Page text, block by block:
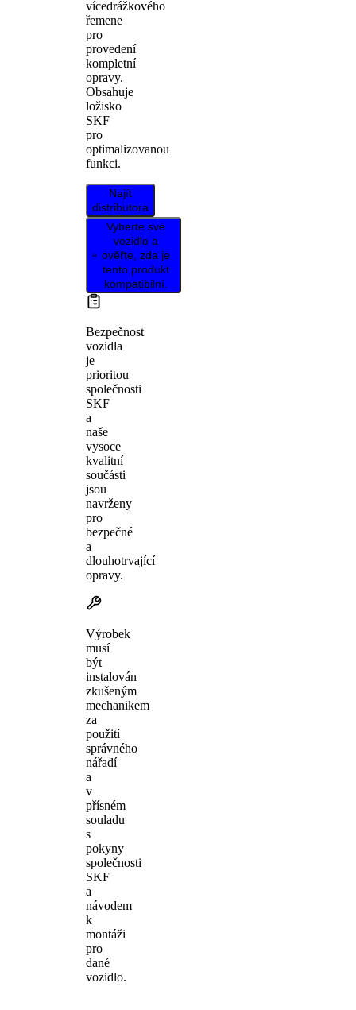
vícedrážkového
řemene
pro
provedení
kompletní
opravy.
Obsahuje
ložisko
SKF
pro
optimalizovanou
funkci.
Najít
distributora
Vyberte své
vozidlo a
ověřte, zda je
tento produkt
kompatibilní.
Bezpečnost
vozidla
je
prioritou
společnosti
SKF
a
naše
vysoce
kvalitní
součásti
jsou
navrženy
pro
bezpečné
a
dlouhotrvající
opravy.
Výrobek
musí
být
instalován
zkušeným
mechanikem
za
použití
správného
nářadí
a
v
přísném
souladu
s
pokyny
společnosti
SKF
a
návodem
k
montáži
pro
dané
vozidlo.